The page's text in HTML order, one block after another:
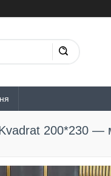
200*230 —